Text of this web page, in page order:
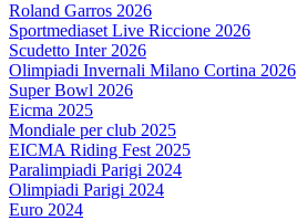
Roland Garros 2026
Sportmediaset Live Riccione 2026
Scudetto Inter 2026
Olimpiadi Invernali Milano Cortina 2026
Super Bowl 2026
Eicma 2025
Mondiale per club 2025
EICMA Riding Fest 2025
Paralimpiadi Parigi 2024
Olimpiadi Parigi 2024
Euro 2024